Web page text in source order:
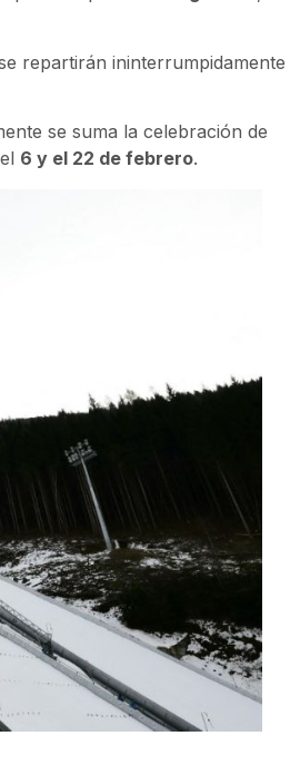
repartirán ininterrumpidamente
se suma la celebración de
6 y el 22 de febrero.